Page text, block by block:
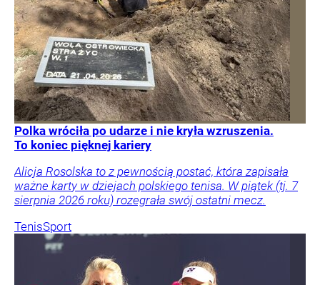
Polka wróciła po udarze i nie kryła wzruszenia.
To koniec pięknej kariery
Alicja Rosolska to z pewnością postać, która zapisała
ważne karty w dziejach polskiego tenisa. W piątek (tj. 7
sierpnia 2026 roku) rozegrała swój ostatni mecz.
TenisSport